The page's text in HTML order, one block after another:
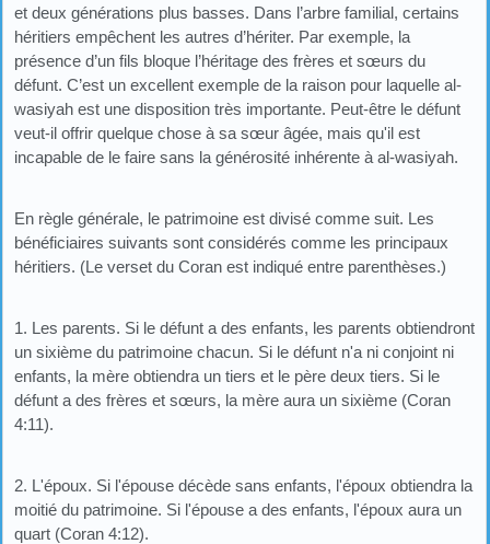
et deux générations plus basses. Dans l’arbre familial, certains
héritiers empêchent les autres d’hériter. Par exemple, la
présence d’un fils bloque l’héritage des frères et sœurs du
défunt. C’est un excellent exemple de la raison pour laquelle al-
wasiyah est une disposition très importante. Peut-être le défunt
veut-il offrir quelque chose à sa sœur âgée, mais qu'il est
incapable de le faire sans la générosité inhérente à al-wasiyah.
En règle générale, le patrimoine est divisé comme suit. Les
bénéficiaires suivants sont considérés comme les principaux
héritiers. (Le verset du Coran est indiqué entre parenthèses.)
1. Les parents. Si le défunt a des enfants, les parents obtiendront
un sixième du patrimoine chacun. Si le défunt n'a ni conjoint ni
enfants, la mère obtiendra un tiers et le père deux tiers. Si le
défunt a des frères et sœurs, la mère aura un sixième (Coran
4:11).
2. L'époux. Si l'épouse décède sans enfants, l'époux obtiendra la
moitié du patrimoine. Si l'épouse a des enfants, l'époux aura un
quart (Coran 4:12).